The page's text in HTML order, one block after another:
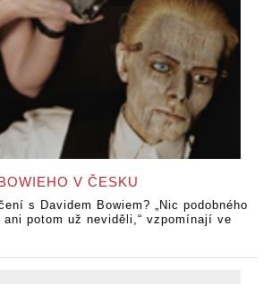
V ČESKU
s Davidem Bowiem? „Nic podobného
potom už neviděli,“ vzpomínají ve